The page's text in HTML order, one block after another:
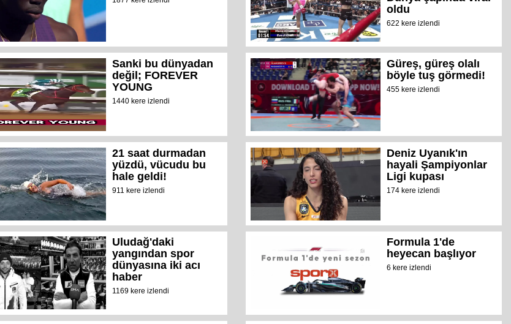
oldu
622 kere izlendi
Sanki bu dünyadan
değil; FOREVER
YOUNG
1440 kere izlendi
Güreş, güreş olalı
böyle tuş görmedi!
455 kere izlendi
21 saat durmadan
yüzdü, vücudu bu
hale geldi!
911 kere izlendi
Deniz Uyanık'ın
hayali Şampiyonlar
Ligi kupası
174 kere izlendi
Uludağ'daki
yangından spor
dünyasına iki acı
haber
1169 kere izlendi
Formula 1'de
heyecan başlıyor
6 kere izlendi